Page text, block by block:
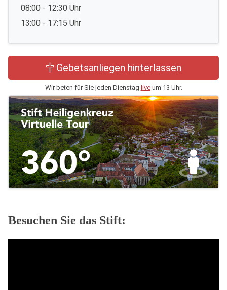
08:00 - 12:30 Uhr
13:00 - 17:15 Uhr
Gebetsanliegen hinterlassen
Wir beten für Sie jeden Dienstag liveum 13 Uhr.
Besuchen Sie das Stift: